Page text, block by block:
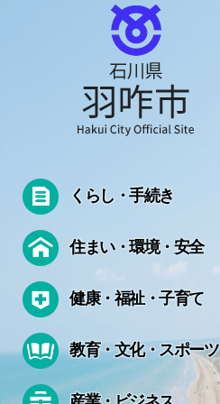
くらし・手続き
住まい・環境・安全
健康・福祉・子育て
教育・文化・スポーツ